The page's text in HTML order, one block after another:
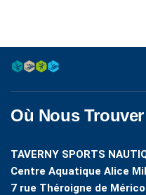
Où Nous Trouver
TAVERNY SPORTS
Centre Aquatique Alice
7 rue Théroigne de